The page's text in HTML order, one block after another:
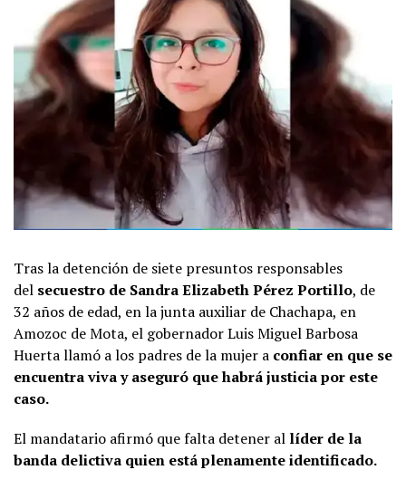
Tras la detención de siete presuntos responsables
del secuestro de Sandra Elizabeth Pérez Portillo, de
32 años de edad, en la junta auxiliar de Chachapa, en
Amozoc de Mota, el gobernador Luis Miguel Barbosa
Huerta llamó a los padres de la mujer a confiar en que se
encuentra viva y aseguró que habrá justicia por este
caso.
El mandatario afirmó que falta detener al líder de la
banda delictiva quien está plenamente identificado.